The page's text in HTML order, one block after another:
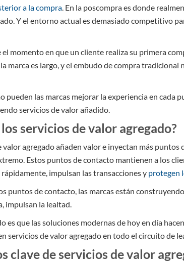
a la compra . En la poscompra es donde
Y el entorno actual es demasiado competitivo
el momento en que un cliente realiza su primera
marca es largo, y el embudo de compra
pueden las marcas mejorar la experiencia en cada
servicios de valor añadido.
servicios de valor agregado?
valor agregado añaden valor e inyectan más
Estos puntos de contacto mantienen a los
impulsan las transacciones y protegen
puntos de contacto, las marcas están
impulsan la lealtad.
es que las soluciones modernas de hoy en día
servicios de valor agregado en todo el circuito de
clave de servicios de valor